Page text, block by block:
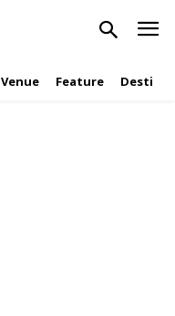
Venue Feature